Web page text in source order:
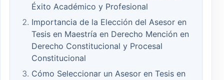
Éxito Académico y Profesional
Importancia de la Elección del Asesor en
Tesis en Maestría en Derecho Mención en
Derecho Constitucional y Procesal
Constitucional
Cómo Seleccionar un Asesor en Tesis en